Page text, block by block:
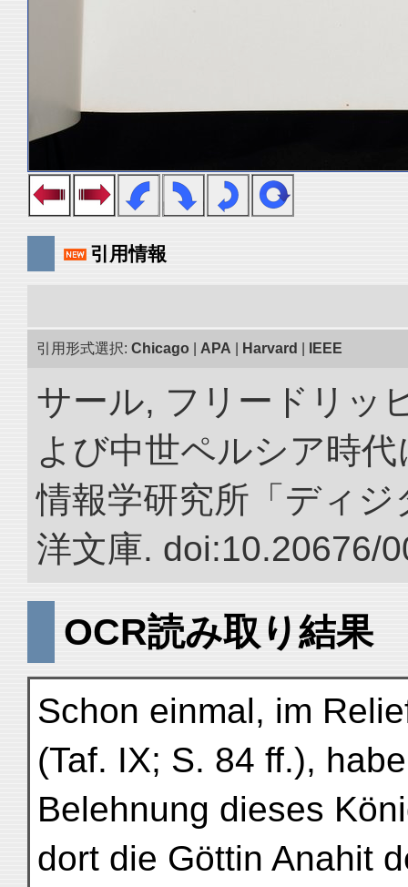
引用情報
引用形式選択: Chicago APA Harvard IEEE
サール, フリードリッ
よび中世ペルシア時
情報学研究所「ディ
洋文庫. doi:10.20676/
OCR読み取り結果
Schon einmal, im
(Taf. IX; S. 84 ff.),
Belehnung dieses
dort die Göttin Anahit